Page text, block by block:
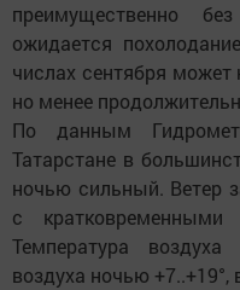
преимущественно
ожидается
числах сентября может
но менее
По данным
Татарстане в
ночью сильный. Ветер
с
Температура воздуха
воздуха ночью